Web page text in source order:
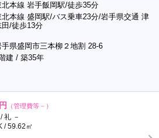
北本線 岩手飯岡駅/徒歩35分
北本線 盛岡駅/バス乗車23分/岩手県交通 津
田/徒歩13分
手県盛岡市三本柳２地割 28-6
建 / 築35年
（管理費等－）
礼 －
/ 59.62㎡